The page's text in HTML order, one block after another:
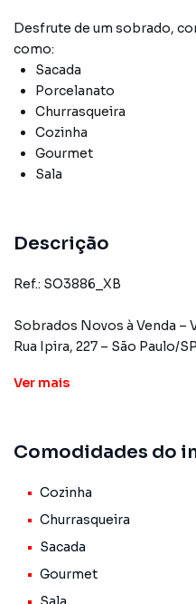
Desfrute de um sobrado,
como:
Sacada
Porcelanato
Churrasqueira
Cozinha
Gourmet
Sala
Descrição
Ref.: SO3886_XB
Sobrados Novos à Venda –
Rua Ipira, 227 – São Paulo/SP
Sobrados com 117 m² de
2 quartos, sendo 2 suítes
Sala ampla com excelente
Cozinha espaçosa
Ver mais
Comodidades do
Cozinha
Churrasqueira
Sacada
Gourmet